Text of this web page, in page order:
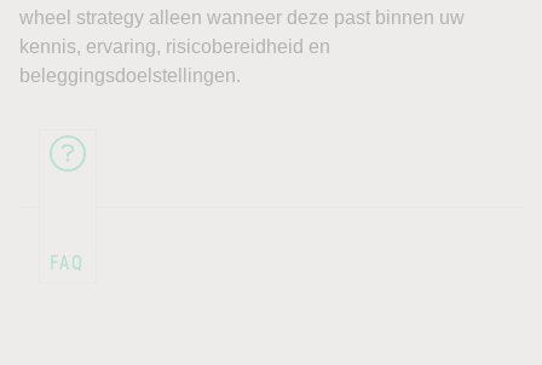
wheel strategy alleen wanneer deze past binnen uw
kennis, ervaring, risicobereidheid en
beleggingsdoelstellingen.